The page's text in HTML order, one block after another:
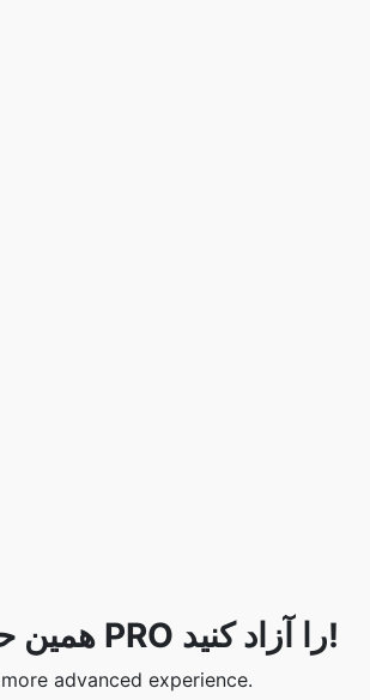
همین حالا مزایای PRO را آزاد کنید!
advanced experience.